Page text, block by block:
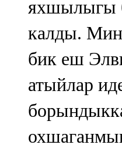
яхшылыгы
калды.
бик еш
атыйлар